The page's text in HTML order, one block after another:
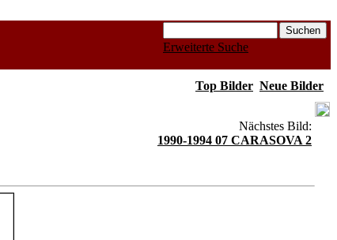
Erweiterte Suche
Top Bilder Neue Bilder
Nächstes Bild:
1990-1994 07 CARASOVA 2